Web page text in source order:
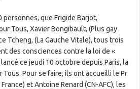
personnes, que Frigide Barjot,
Tous, Xavier Bongibault, (Plus gay
Tcheng, (La Gauche Vitale), tous trois
des consciences contre la loi de «
ce jeudi 10 octobre depuis Paris, la
Tous. Pour se faire, ils ont accueilli le Pr
et Antoine Renard (CN-AFC), les